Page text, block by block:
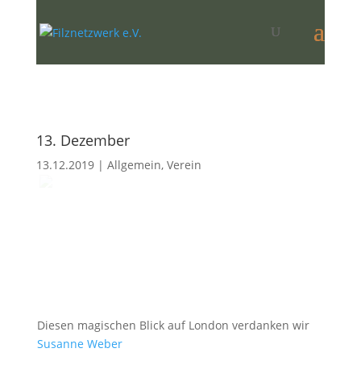
13. Dezember
13.12.2019| Allgemein, Verein
Diesen magischen Blick auf London verdanken wir
Susanne Weber